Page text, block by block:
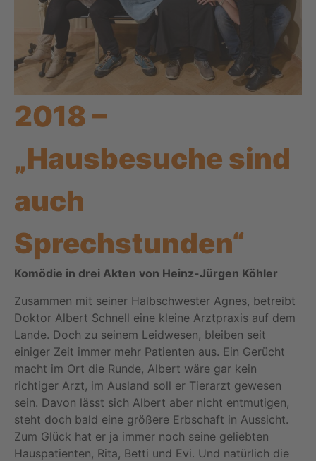
2018 –
„Hausbesuche sind
auch
Sprechstunden“
Komödie in drei Akten von Heinz-Jürgen Köhler
Zusammen mit seiner Halbschwester Agnes, betreibt
Doktor Albert Schnell eine kleine Arztpraxis auf dem
Lande. Doch zu seinem Leidwesen, bleiben seit
einiger Zeit immer mehr Patienten aus. Ein Gerücht
macht im Ort die Runde, Albert wäre gar kein
richtiger Arzt, im Ausland soll er Tierarzt gewesen
sein. Davon lässt sich Albert aber nicht entmutigen,
steht doch bald eine größere Erbschaft in Aussicht.
Zum Glück hat er ja immer noch seine geliebten
Hauspatienten, Rita, Betti und Evi. Und natürlich die